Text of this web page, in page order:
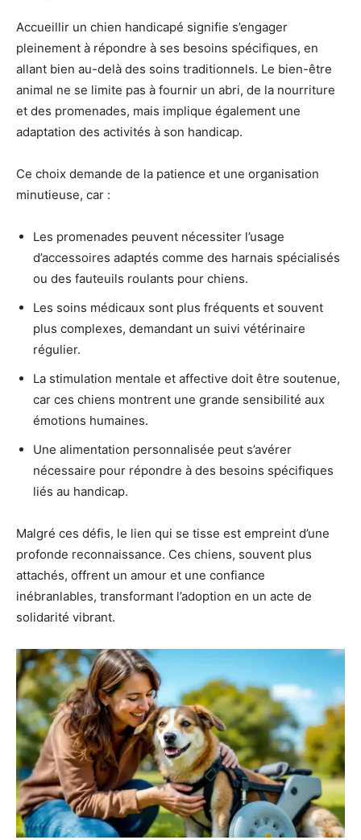
Accueillir un chien handicapé signifie s’engager
pleinement à répondre à ses besoins spécifiques, en
allant bien au-delà des soins traditionnels. Le bien-être
animal ne se limite pas à fournir un abri, de la nourriture
et des promenades, mais implique également une
adaptation des activités à son handicap.
Ce choix demande de la patience et une organisation
minutieuse, car :
Les promenades peuvent nécessiter l’usage
d’accessoires adaptés comme des harnais spécialisés
ou des fauteuils roulants pour chiens.
Les soins médicaux sont plus fréquents et souvent
plus complexes, demandant un suivi vétérinaire
régulier.
La stimulation mentale et affective doit être soutenue,
car ces chiens montrent une grande sensibilité aux
émotions humaines.
Une alimentation personnalisée peut s’avérer
nécessaire pour répondre à des besoins spécifiques
liés au handicap.
Malgré ces défis, le lien qui se tisse est empreint d’une
profonde reconnaissance. Ces chiens, souvent plus
attachés, offrent un amour et une confiance
inébranlables, transformant l’adoption en un acte de
solidarité vibrant.